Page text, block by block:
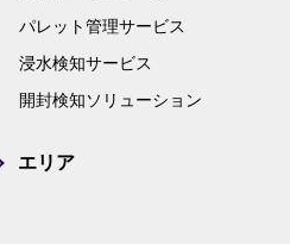
パレット管理サービス
浸水検知サービス
開封検知ソリューション
エリア